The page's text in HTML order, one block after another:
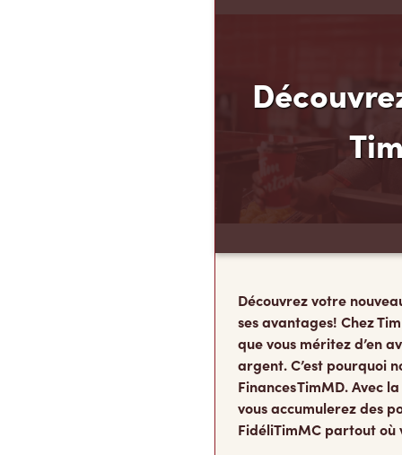
Découvrez votre
ses avantages! Chez
que vous méritez d’en
argent. C’est pourquoi
Finances TimMD. Avec
vous accumulerez des